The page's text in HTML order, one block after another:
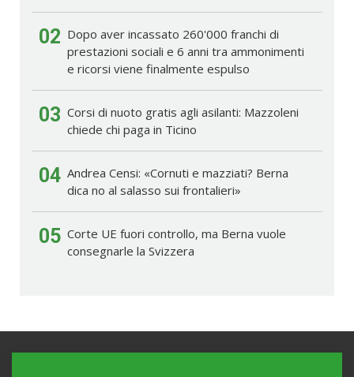
02 Dopo aver incassato 260'000 franchi di
prestazioni sociali e 6 anni tra ammonimenti
e ricorsi viene finalmente espulso
03 Corsi di nuoto gratis agli asilanti: Mazzoleni
chiede chi paga in Ticino
04 Andrea Censi: «Cornuti e mazziati? Berna
dica no al salasso sui frontalieri»
05 Corte UE fuori controllo, ma Berna vuole
consegnarle la Svizzera